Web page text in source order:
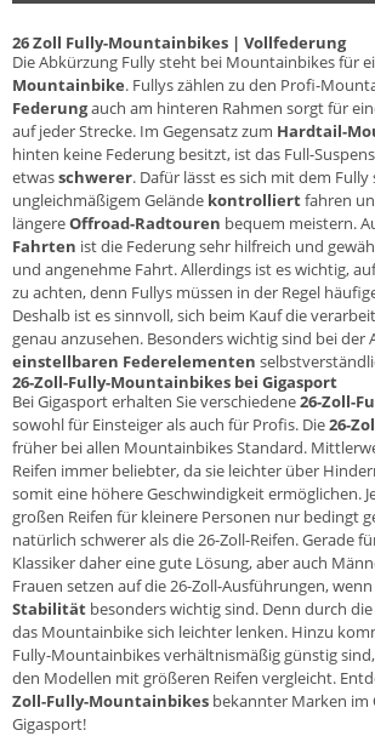
26 Zoll Fully-Mountainbikes | Vollfederung
Die Abkürzung Fully steht bei Mountainbikes für
Mountainbike. Fullys zählen zu den Profi-
Federungauch am hinteren Rahmen sorgt für
auf jeder Strecke. Im Gegensatz zum Hardtail-
hinten keine Federung besitzt, ist das Full-
etwasschwerer. Dafür lässt es sich mit dem Fully
ungleichmäßigem Gelände kontrolliertfahren
längereOffroad-Radtouren bequem meistern.
Fahrten ist die Federung sehr hilfreich und
und angenehme Fahrt. Allerdings ist es wichtig,
zu achten, denn Fullys müssen in der Regel
Deshalb ist es sinnvoll, sich beim Kauf die
genau anzusehen. Besonders wichtig sind bei der
einstellbaren Federelementen
26-Zoll-Fully-Mountainbikes bei Gigasport
Bei Gigasport erhalten Sie verschiedene26-Zoll-
sowohl für Einsteiger als auch für Profis. Die26-
früher bei allen Mountainbikes Standard.
Reifen immer beliebter, da sie leichter über
somit eine höhere Geschwindigkeit ermöglichen.
großen Reifen für kleinere Personen nur bedingt
natürlich schwerer als die 26-Zoll-Reifen. Gerade
Klassiker daher eine gute Lösung, aber auch
Frauen setzen auf die 26-Zoll-Ausführungen, wenn
Stabilität besonders wichtig sind. Denn durch
das Mountainbike sich leichter lenken. Hinzu
Fully-Mountainbikes verhältnismäßig günstig
den Modellen mit größeren Reifen vergleicht.
Zoll-Fully-Mountainbikes bekannter Marken im
Gigasport!